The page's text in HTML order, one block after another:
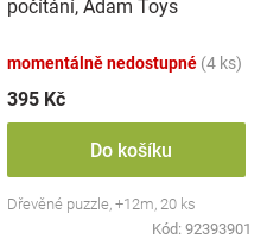
počítání, Adam Toys
momentálně nedostupné (4 ks)
395 Kč
Do košíku
Dřevěné puzzle, +12m, 20 ks
Kód: 92393901